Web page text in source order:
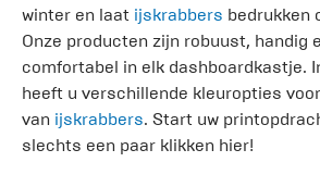
winter en laat ijskrabbers bedrukken
Onze producten zijn robuust, handig
comfortabel in elk dashboardkastje.
heeft u verschillende kleuropties
van ijskrabbers. Start uw
slechts een paar klikken hier!